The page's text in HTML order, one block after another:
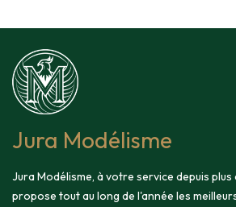
Jura Modélisme
Jura Modélisme, à votre service depuis plus
propose tout au long de l'année les